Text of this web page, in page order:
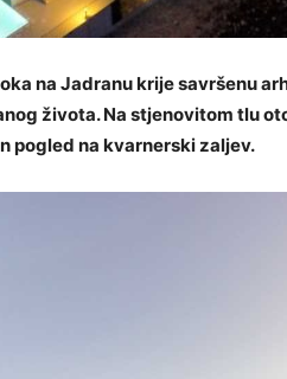
na Jadranu krije savršenu
života. Na stjenovitom tlu
pogled na kvarnerski zaljev.